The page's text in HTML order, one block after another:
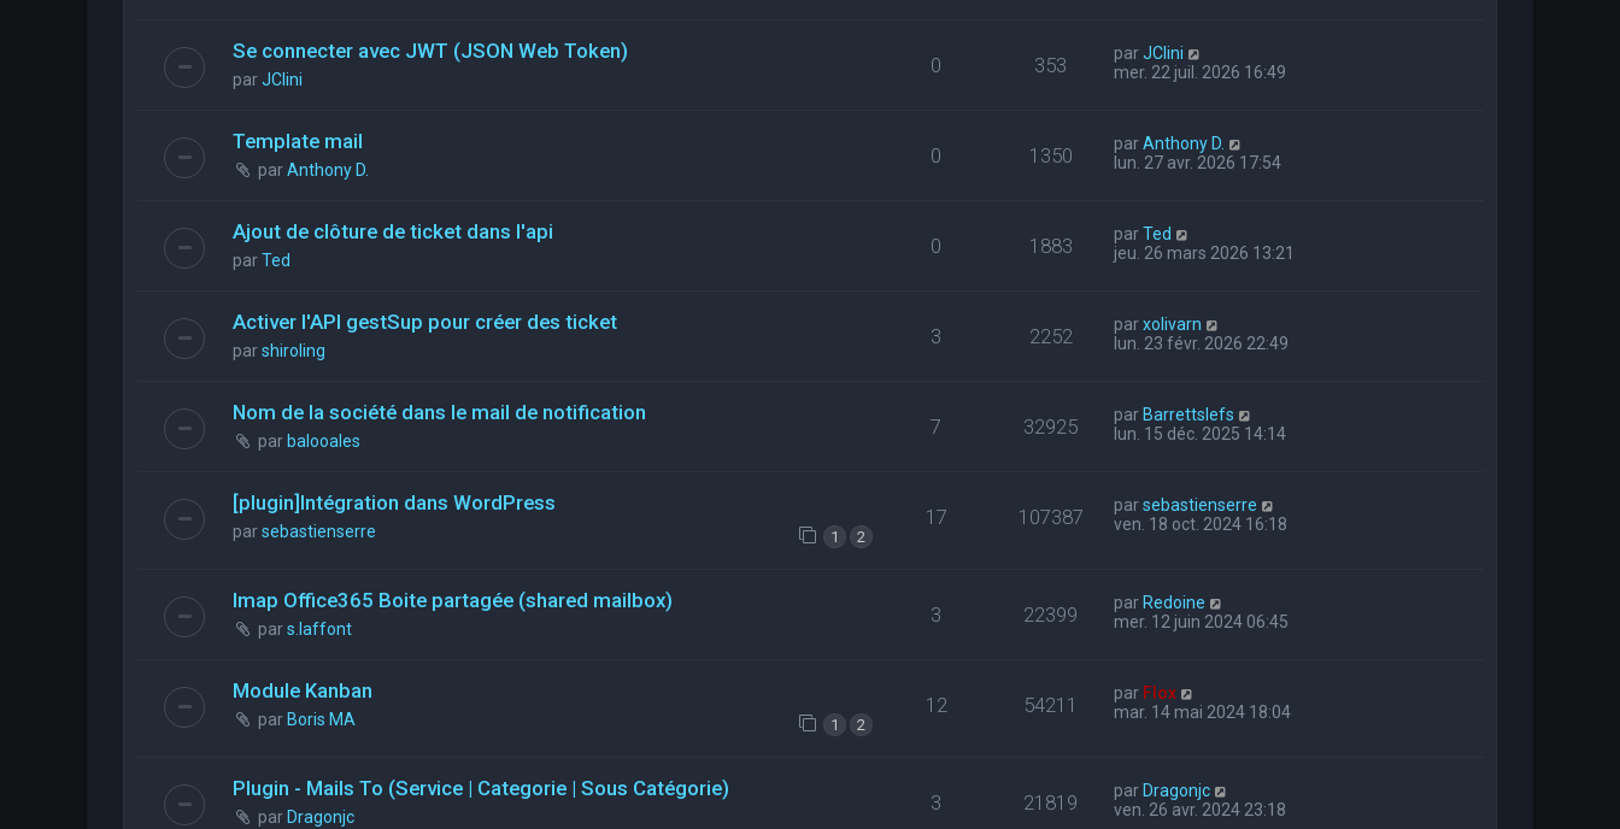
Se connecter avec JWT (JSON Web Token)
parJClini
0 353 parJClini
mer. 22 juil. 2026 16:49
Template mail
parAnthony D.
0 1350 parAnthony D.
lun. 27 avr. 2026 17:54
Ajout de clôture de ticket dans l'api
parTed
0 1883 parTed
jeu. 26 mars 2026 13:21
Activer l'API gestSup pour créer des ticket
parshiroling
3 2252 parxolivarn
lun. 23 févr. 2026 22:49
Nom de la société dans le mail de notification
par balooales
7 32925 par Barrettslefs
lun. 15 déc. 2025 14:14
[plugin]Intégration dans WordPress
parsebastienserre 1 2
17 107387 parsebastienserre
ven. 18 oct. 2024 16:18
Imap Office365 Boite partagée (shared mailbox)
pars.laffont
3 22399 par Redoine
mer. 12 juin 2024 06:45
Module Kanban
par Boris MA 1 2
12 54211 par Flox
mar. 14 mai 2024 18:04
Plugin - Mails To (Service | Categorie | Sous Catégorie)
par Dragonjc
3 21819 par Dragonjc
ven. 26 avr. 2024 23:18